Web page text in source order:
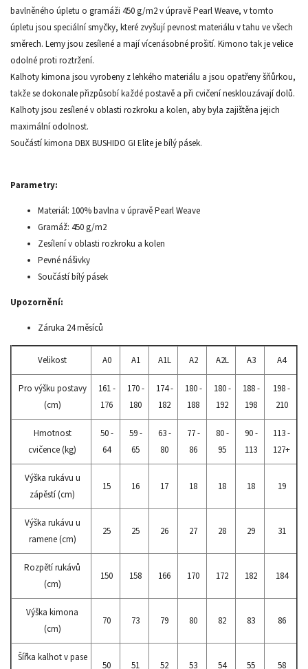
bavlněného úpletu o gramáži 450 g/m2 v úpravě Pearl Weave, v tomto
úpletu jsou speciální smyčky, které zvyšují pevnost materiálu v tahu ve všech
směrech. Lemy jsou zesílené a mají vícenásobné prošití. Kimono tak je velice
odolné proti roztržení.
Kalhoty kimona jsou vyrobeny z lehkého materiálu a jsou opatřeny šňůrkou,
takže se dokonale přizpůsobí každé postavě a při cvičení nesklouzávají dolů.
Kalhoty jsou zesílené v oblasti rozkroku a kolen, aby byla zajištěna jejich
maximální odolnost.
Součástí kimona DBX BUSHIDO GI Elite je bílý pásek.
Parametry:
Materiál: 100% bavlna v úpravě Pearl Weave
Gramáž: 450 g/m2
Zesílení v oblasti rozkroku a kolen
Pevné nášivky
Součástí bílý pásek
Upozornění:
Záruka 24 měsíců
Velikost A0 A1 A1L A2 A2L A3 A4
Pro výšku postavy
(cm)
161 -
176
170 -
180
174 -
182
180 -
188
180 -
192
188 -
198
198 -
210
Hmotnost
cvičence (kg)
50 -
64
59 -
65
63 -
80
77 -
86
80 -
95
90 -
113
113 -
127+
Výška rukávu u
zápěstí (cm)
15 16 17 18 18 18 19
Výška rukávu u
ramene (cm)
25 25 26 27 28 29 31
Rozpětí rukávů
(cm)
150 158 166 170 172 182 184
Výška kimona
(cm)
70 73 79 80 82 83 86
Šířka kalhot v pase
50 51 52 53 54 55 58